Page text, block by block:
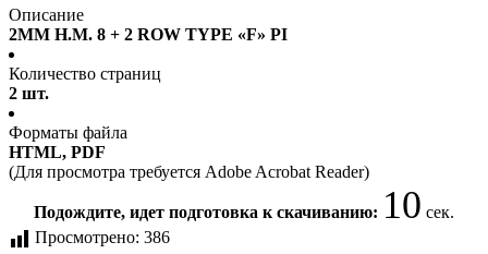
Описание
2MM H.M. 8 + 2 ROW TYPE «F» PI
Количество страниц
2 шт.
Форматы файла
HTML, PDF
(Для просмотра требуется Adobe Acrobat Reader)
Подождите, идет подготовка к скачиванию: 10 сек.
Просмотрено: 386